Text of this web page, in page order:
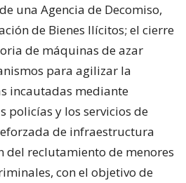
una Agencia de Decomiso,
de Bienes Ilícitos; el cierre
de máquinas de azar
para agilizar la
incautadas mediante
policías y los servicios de
de infraestructura
del reclutamiento de menores
con el objetivo de